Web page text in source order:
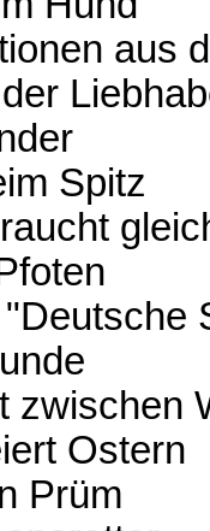
aus
Spitz
zwischen
Ostern
Prüm